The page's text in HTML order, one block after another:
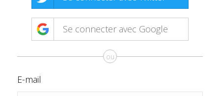
Se connecter avec Google
ou
E-mail